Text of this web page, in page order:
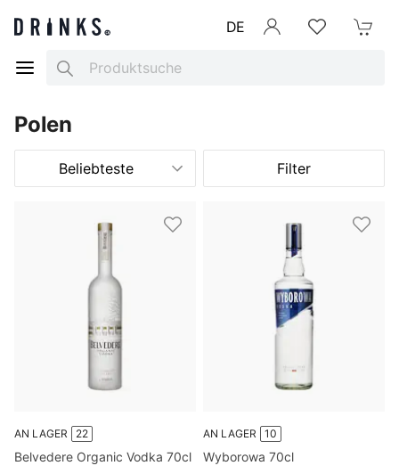
DE
Search
Polen
Beliebteste Filter
AN LAGER 22
Belvedere Organic Vodka 70cl
AN LAGER 10
Wyborowa 70cl